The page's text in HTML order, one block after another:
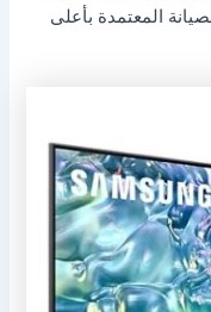
المعتمدة بأعلى